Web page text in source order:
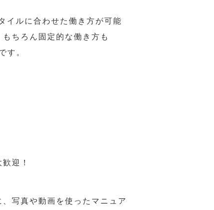
イルに合わせた働き方が可能
ちろん固定的な働き方も
す。
迎！
写真や動画を使ったマニュア